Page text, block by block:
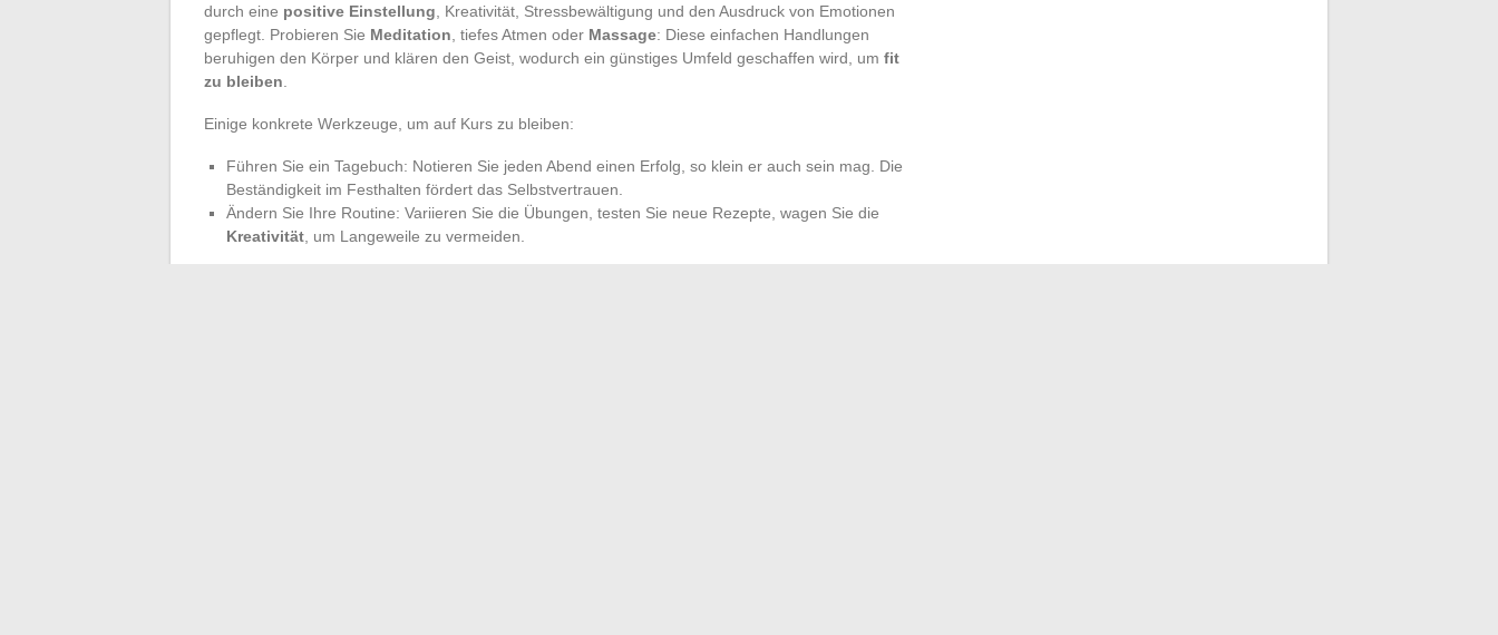
durch eine positive Einstellung , Kreativität, Stressbewältigung und den Ausdruck von Emotionen
gepflegt. Probieren Sie Meditation , tiefes Atmen oder Massage: Diese einfachen Handlungen
beruhigen den Körper und klären den Geist, wodurch ein günstiges Umfeld geschaffen wird, um fit
zu bleiben
Einige konkrete Werkzeuge, um auf Kurs zu bleiben:
Führen Sie ein Tagebuch: Notieren Sie jeden Abend einen Erfolg, so klein er auch sein mag. Die
Beständigkeit im Festhalten fördert das Selbstvertrauen.
Ändern Sie Ihre Routine: Variieren Sie die Übungen, testen Sie neue Rezepte, wagen Sie die
Kreativität , um Langeweile zu vermeiden.